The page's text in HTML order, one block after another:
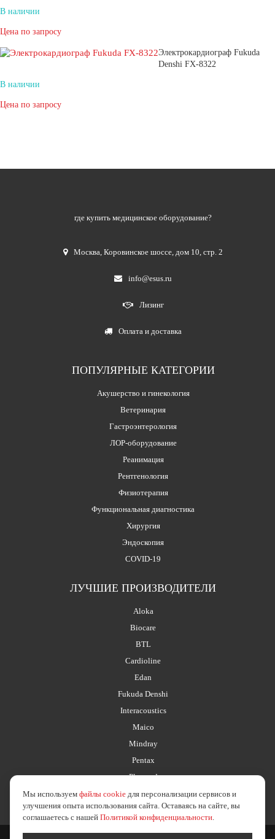
В наличии
Цена по запросу
Электрокардиограф Fukuda
Denshi FX-8322
В наличии
Цена по запросу
где купить медицинское оборудование?
Москва ,Коровинское шоссе, дом 10, стр. 2
info@esus.ru
Лизинг
Оплата и доставка
ПОПУЛЯРНЫЕ КАТЕГОРИИ
Акушерство и гинекология
Ветеринария
Гастроэнтерология
ЛОР-оборудование
Реанимация
Рентгенология
Физиотерапия
Функциональная диагностика
Хирургия
Эндоскопия
COVID-19
ЛУЧШИЕ ПРОИЗВОДИТЕЛИ
Aloka
Biocare
BTL
Cardioline
Edan
Fukuda Denshi
Interacoustics
Maico
Mindray
Pentax
Planmed
Мы используем файлы cookie для персонализации сервисов и
улучшения опыта использования сайта. Оставаясь на сайте, вы
соглашаетесь с нашей Политикой конфиденциальности.